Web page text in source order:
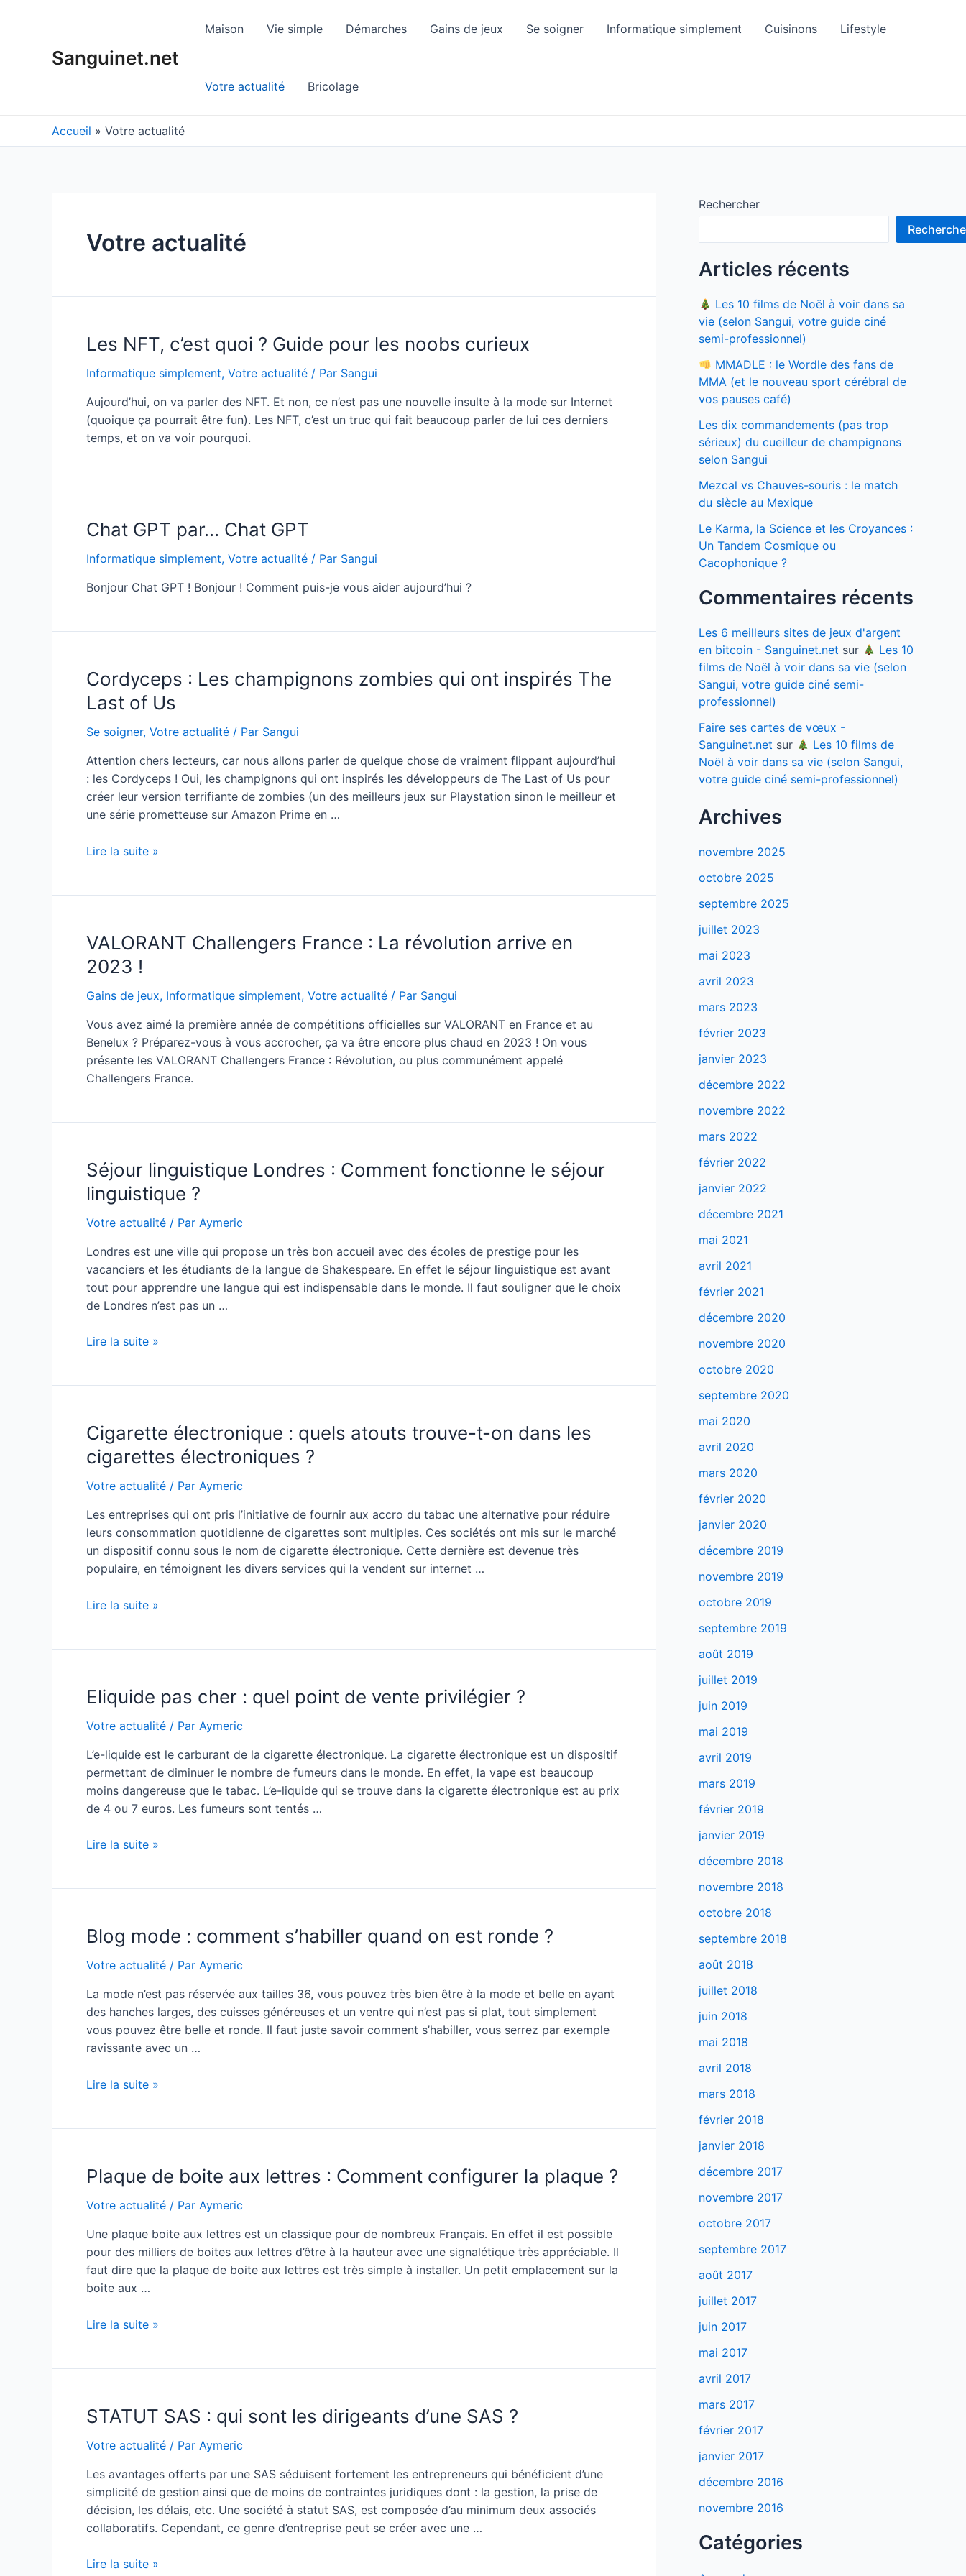
Sanguinet.net
Maison Vie simple Démarches Gains de jeux Se soigner Informatique simplement Cuisinons Lifestyle
Votre actualité Bricolage
Accueil Votre actualité
Votre actualité
Les NFT, c’est quoi ? Guide pour les noobs curieux
Informatique simplement, Votre actualité / Par Sangui
Aujourd’hui, on va parler des NFT. Et non, ce n’est pas une nouvelle insulte à la mode sur Internet
(quoique ça pourrait être fun). Les NFT, c’est un truc qui fait beaucoup parler de lui ces derniers
temps, et on va voir pourquoi.
Chat GPT par… Chat GPT
Informatique simplement, Votre actualité / Par Sangui
Bonjour Chat GPT ! Bonjour ! Comment puis-je vous aider aujourd’hui ?
Cordyceps : Les champignons zombies qui ont inspirés The
Last of Us
Se soigner, Votre actualité / Par Sangui
Attention chers lecteurs, car nous allons parler de quelque chose de vraiment flippant aujourd’hui
: les Cordyceps ! Oui, les champignons qui ont inspirés les développeurs de The Last of Us pour
créer leur version terrifiante de zombies (un des meilleurs jeux sur Playstation sinon le meilleur et
une série prometteuse sur Amazon Prime en …
Cordyceps
qui
ont
inspirés
The
of
Us
Lire la suite »
VALORANT Challengers France : La révolution arrive en
2023 !
Gains de jeux, Informatique simplement, Votre actualité / Par Sangui
Vous avez aimé la première année de compétitions officielles sur VALORANT en France et au
Benelux ? Préparez-vous à vous accrocher, ça va être encore plus chaud en 2023 ! On vous
présente les VALORANT Challengers France : Révolution, ou plus communément appelé
Challengers France.
Séjour linguistique Londres : Comment fonctionne le séjour
linguistique ?
Votre actualité / Par Aymeric
Londres est une ville qui propose un très bon accueil avec des écoles de prestige pour les
vacanciers et les étudiants de la langue de Shakespeare. En effet le séjour linguistique est avant
tout pour apprendre une langue qui est indispensable dans le monde. Il faut souligner que le choix
de Londres n’est pas un …
Séjour
fonctionne
séjour
linguistique
Lire la suite »
Cigarette électronique : quels atouts trouve-t-on dans les
cigarettes électroniques ?
Votre actualité / Par Aymeric
Les entreprises qui ont pris l’initiative de fournir aux accro du tabac une alternative pour réduire
leurs consommation quotidienne de cigarettes sont multiples. Ces sociétés ont mis sur le marché
un dispositif connu sous le nom de cigarette électronique. Cette dernière est devenue très
populaire, en témoignent les divers services qui la vendent sur internet …
Cigarette
trouve-
on
dans
cigarettes
électroniques
Lire la suite »
Eliquide pas cher : quel point de vente privilégier ?
Votre actualité / Par Aymeric
L’e-liquide est le carburant de la cigarette électronique. La cigarette électronique est un dispositif
permettant de diminuer le nombre de fumeurs dans le monde. En effet, la vape est beaucoup
moins dangereuse que le tabac. L’e-liquide qui se trouve dans la cigarette électronique est au prix
de 4 ou 7 euros. Les fumeurs sont tentés …
Eliquide
point
vente
privilégier
Lire la suite »
Blog mode : comment s’habiller quand on est ronde ?
Votre actualité / Par Aymeric
La mode n’est pas réservée aux tailles 36, vous pouvez très bien être à la mode et belle en ayant
des hanches larges, des cuisses généreuses et un ventre qui n’est pas si plat, tout simplement
vous pouvez être belle et ronde. Il faut juste savoir comment s’habiller, vous serrez par exemple
ravissante avec un …
Blog
quand
est
ronde
Lire la suite »
Plaque de boite aux lettres : Comment configurer la plaque ?
Votre actualité / Par Aymeric
Une plaque boite aux lettres est un classique pour de nombreux Français. En effet il est possible
pour des milliers de boites aux lettres d’être à la hauteur avec une signalétique très appréciable. Il
faut dire que la plaque de boite aux lettres est très simple à installer. Un petit emplacement sur la
boite aux …
Plaque
:
configurer
la
plaque
Lire la suite »
STATUT SAS : qui sont les dirigeants d’une SAS ?
Votre actualité / Par Aymeric
Les avantages offerts par une SAS séduisent fortement les entrepreneurs qui bénéficient d’une
simplicité de gestion ainsi que de moins de contraintes juridiques dont : la gestion, la prise de
décision, les délais, etc. Une société à statut SAS, est composée d’au minimum deux associés
collaboratifs. Cependant, ce genre d’entreprise peut se créer avec une …
STATUT
Lire la suite »
Rechercher
Articles récents
Les 10 films de Noël à voir dans sa
vie (selon Sangui, votre guide ciné
semi-professionnel)
MMADLE : le Wordle des fans de
MMA (et le nouveau sport cérébral de
vos pauses café)
Les dix commandements (pas trop
sérieux) du cueilleur de champignons
selon Sangui
Mezcal vs Chauves-souris : le match
du siècle au Mexique
Le Karma, la Science et les Croyances :
Un Tandem Cosmique ou
Cacophonique ?
Commentaires récents
Les 6 meilleurs sites de jeux d'argent
en bitcoin - Sanguinet.net sur
Les 10
films de Noël à voir dans sa vie (selon
Sangui, votre guide ciné semi-
professionnel)
Faire ses cartes de vœux -
Sanguinet.net sur
Les 10 films de
Noël à voir dans sa vie (selon Sangui,
votre guide ciné semi-professionnel)
Archives
novembre 2025
octobre 2025
septembre 2025
juillet 2023
mai 2023
avril 2023
mars 2023
février 2023
janvier 2023
décembre 2022
novembre 2022
mars 2022
février 2022
janvier 2022
décembre 2021
mai 2021
avril 2021
février 2021
décembre 2020
novembre 2020
octobre 2020
septembre 2020
mai 2020
avril 2020
mars 2020
février 2020
janvier 2020
décembre 2019
novembre 2019
octobre 2019
septembre 2019
août 2019
juillet 2019
juin 2019
mai 2019
avril 2019
mars 2019
février 2019
janvier 2019
décembre 2018
novembre 2018
octobre 2018
septembre 2018
août 2018
juillet 2018
juin 2018
mai 2018
avril 2018
mars 2018
février 2018
janvier 2018
décembre 2017
novembre 2017
octobre 2017
septembre 2017
août 2017
juillet 2017
juin 2017
mai 2017
avril 2017
mars 2017
février 2017
janvier 2017
décembre 2016
novembre 2016
Catégories